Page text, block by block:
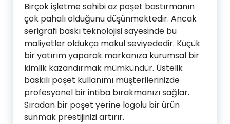
Birçok işletme sahibi az poşet bastırmanın
çok pahalı olduğunu düşünmektedir. Ancak
serigrafi baskı teknolojisi sayesinde bu
maliyetler oldukça makul seviyededir. Küçük
bir yatırım yaparak markanıza kurumsal bir
kimlik kazandırmak mümkündür. Üstelik
baskılı poşet kullanımı müşterilerinizde
profesyonel bir intiba bırakmanızı sağlar.
Sıradan bir poşet yerine logolu bir ürün
sunmak prestijinizi artırır.